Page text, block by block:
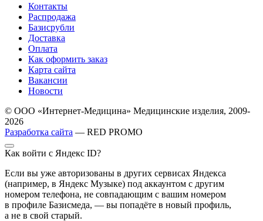
Контакты
Распродажа
Базисрубли
Доставка
Оплата
Как оформить заказ
Карта сайта
Вакансии
Новости
© ООО «Интернет-Медицина» Медицинские изделия, 2009-
2026
Разработка сайта — RED PROMO
Как войти с Яндекс ID?
Если вы уже авторизованы в других сервисах Яндекса
(например, в Яндекс Музыке) под аккаунтом с другим
номером телефона, не совпадающим с вашим номером
в профиле Базисмеда, — вы попадёте в новый профиль,
а не в свой старый.